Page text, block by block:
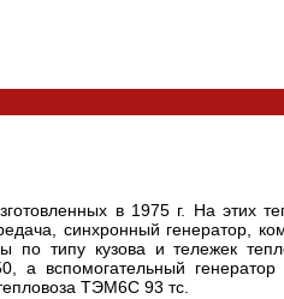
в 1975 г. На этих
синхронный генератор,
типу кузова и тележек
а вспомогательный
ТЭМ6С 93 тс.